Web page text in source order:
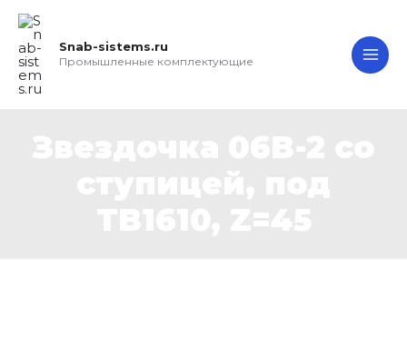
Перейти
содержимому
Snab-sistems.ru
Промышленные комплектующие